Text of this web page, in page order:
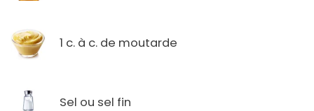
1 c. à c. de moutarde
Sel ou sel fin